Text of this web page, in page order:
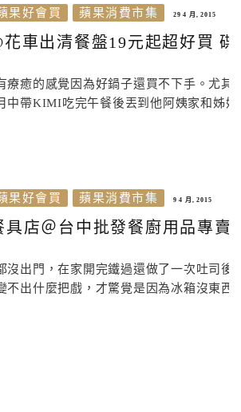
果好會買 蘋果消費市集 29 4 月, 2015
花車出清餐盤19元起超好買
療癒的感覺因為好鍋子還買不下手。尤其
中帶KIMI吃完午餐後丟到他阿姨家和姊
果好會買 蘋果消費市集 9 4 月, 2015
具店＠台中批發餐廚用品
沒出門，在家開完鐵過還做了一次吐司後
不出什麼把戲，才驚覺是因為冰箱沒東西